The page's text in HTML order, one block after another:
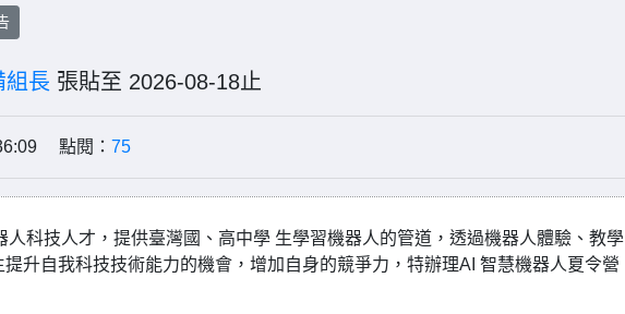
組長 張貼至 2026-08-18止
點閱： 75
人科技人才，提供臺灣國、高中學 生學習機器人的管道，透過機器人體驗、教
升自我科技技術能力的機會，增加自身的競爭力，特辦理AI 智慧機器人夏令營